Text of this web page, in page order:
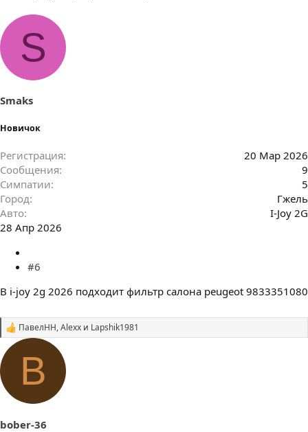
S
Smaks
Новичок
Регистрация
20 Мар 2026
Сообщения
9
Симпатии
5
Город
Гжель
Авто
I-Joy 2G
28 Апр 2026
#6
В i-joy 2g 2026 подходит фильтр салона peugeot 9833351080
С
м
т
и
ПавелНН,Alexx и Lapshik1981
B
bober-36